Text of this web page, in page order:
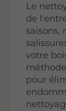
Le
de
saisons,
votre
pour